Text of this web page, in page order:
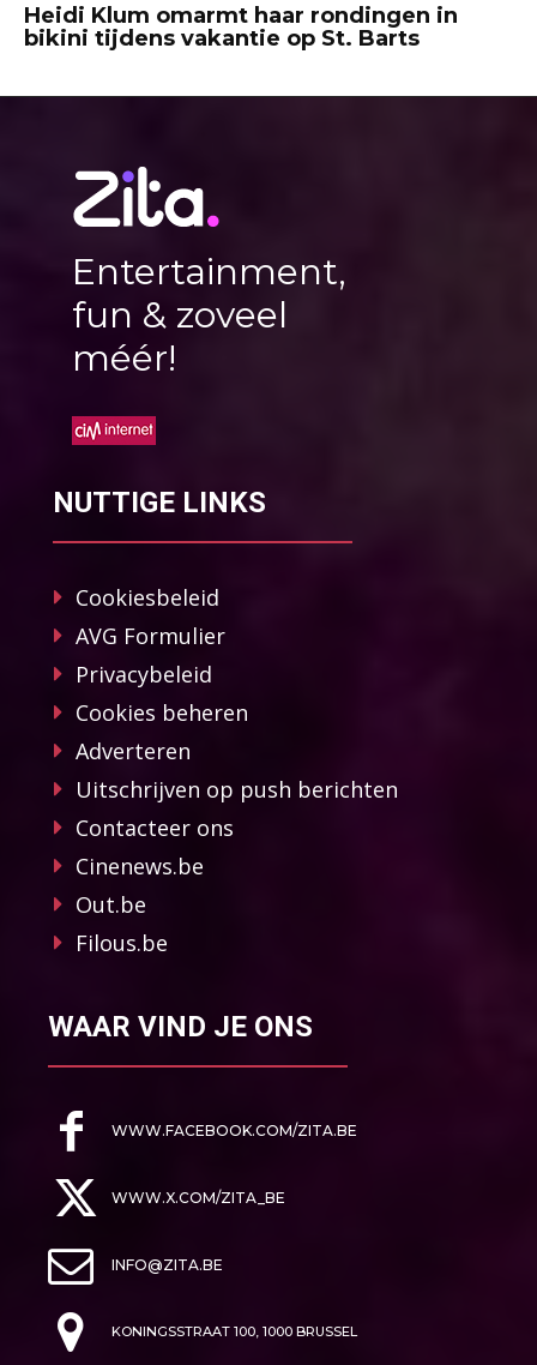
Heidi Klum omarmt haar rondingen in
bikini tijdens vakantie op St. Barts
Entertainment,
fun & zoveel
méér!
NUTTIGE LINKS
Cookiesbeleid
AVG Formulier
Privacybeleid
Cookies beheren
Adverteren
Uitschrijven op push berichten
Contacteer ons
Cinenews.be
Out.be
Filous.be
WAAR VIND JE ONS
WWW.FACEBOOK.COM/ZITA.BE
WWW.X.COM/ZITA_BE
INFO@ZITA.BE
KONINGSSTRAAT 100, 1000 BRUSSEL